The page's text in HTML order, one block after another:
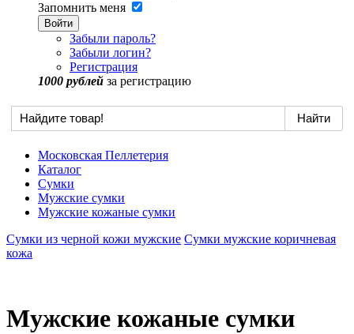
Запомнить меня
Войти
Забыли пароль?
Забыли логин?
Регистрация
1000 рублей за регистрацию
Московская Пеллетерия
Каталог
Сумки
Мужские сумки
Мужские кожаные сумки
Сумки из черной кожи мужские Сумки мужские коричневая
кожа
Мужские кожаные сумки